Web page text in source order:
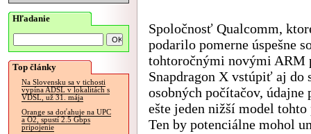
Hľadanie
Top články
Na Slovensku sa v tichosti
vypína ADSL v lokalitách s
VDSL, už 31. mája
Orange sa doťahuje na UPC
a O2, spustí 2.5 Gbps
pripojenie
Spoločnosť Qualcomm,
podarilo pomerne úspešne
tohtoročnými novými ARM
Snapdragon X vstúpiť aj do
osobných počítačov, údajne
ešte jeden nižší model tohto
Ten by potenciálne mohol